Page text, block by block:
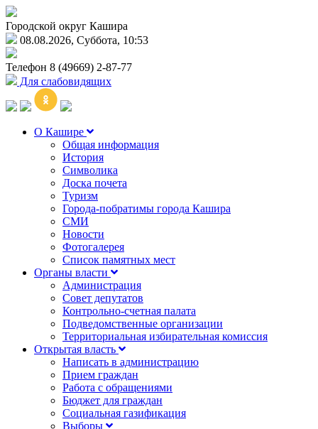
Городской округ Кашира
08.08.2026, Суббота, 10:53
Телефон 8 (49669) 2-87-77
Для слабовидящих
О Кашире
Общая информация
История
Символика
Доска почета
Туризм
Города-побратимы города Кашира
СМИ
Новости
Фотогалерея
Список памятных мест
Органы власти
Администрация
Совет депутатов
Контрольно-счетная палата
Подведомственные организации
Территориальная избирательная комиссия
Открытая власть
Написать в администрацию
Прием граждан
Работа с обращениями
Бюджет для граждан
Социальная газификация
Выборы